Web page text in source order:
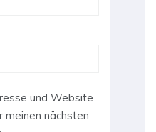
und Website
nächsten